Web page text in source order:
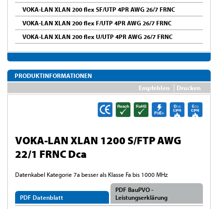
VOKA-LAN XLAN 200 flex SF/UTP 4PR AWG 26/7 FRNC
VOKA-LAN XLAN 200 flex F/UTP 4PR AWG 26/7 FRNC
VOKA-LAN XLAN 200 flex U/UTP 4PR AWG 26/7 FRNC
PRODUKTINFORMATIONEN
Empfehlen
Drucken
VOKA-LAN XLAN 1200 S/FTP AWG
22/1 FRNC Dca
Datenkabel Kategorie 7a besser als Klasse Fa bis 1000 MHz
PDF Datenblatt
PDF BauPVO -
Leistungserklärung